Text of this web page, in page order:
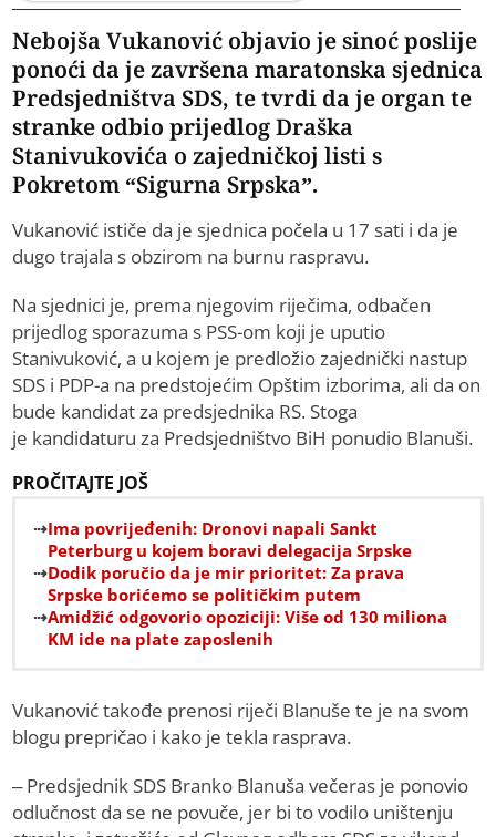
Nebojša Vukanović objavio je sinoć poslije
ponoći da je završena maratonska sjednica
Predsjedništva SDS, te tvrdi da je organ te
stranke odbio prijedlog Draška
Stanivukovića o zajedničkoj listi s
Pokretom “Sigurna Srpska”.
Vukanović ističe da je sjednica počela u 17 sati i da je
dugo trajala s obzirom na burnu raspravu.
Na sjednici je, prema njegovim riječima, odbačen
prijedlog sporazuma s PSS-om koji je uputio
Stanivuković, a u kojem je predložio zajednički nastup
SDS i PDP-a na predstojećim Opštim izborima, ali da on
bude kandidat za predsjednika RS. Stoga
je kandidaturu za Predsjedništvo BiH ponudio Blanuši.
PROČITAJTE JOŠ
Ima povrijeđenih: Dronovi napali Sankt
Peterburg u kojem boravi delegacija Srpske
Dodik poručio da je mir prioritet: Za prava
Srpske borićemo se političkim putem
Amidžić odgovorio opoziciji: Više od 130 miliona
KM ide na plate zaposlenih
Vukanović takođe prenosi riječi Blanuše te je na svom
blogu prepričao i kako je tekla rasprava.
– Predsjednik SDS Branko Blanuša večeras je ponovio
odlučnost da se ne povuče, jer bi to vodilo uništenju